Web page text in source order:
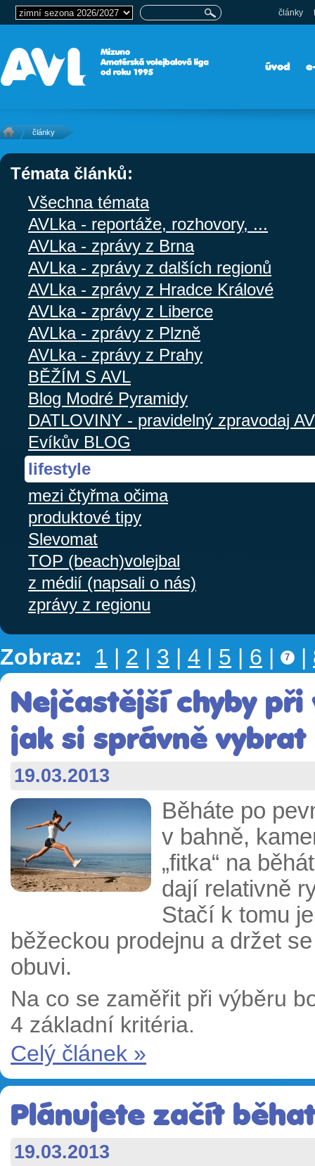
články
úvod
články
Témata článků:
Všechna témata
AVLka - reportáže, rozhovory, ...
AVLka - zprávy z Brna
AVLka - zprávy z dalších regionů
AVLka - zprávy z Hradce Králové
AVLka - zprávy z Liberce
AVLka - zprávy z Plzně
AVLka - zprávy z Prahy
BĚŽÍM S AVL
Blog Modré Pyramidy
DATLOVINY - pravidelný zpravodaj
Evíkův BLOG
lifestyle
mezi čtyřma očima
produktové tipy
Slevomat
TOP (beach)volejbal
z médií (napsali o nás)
zprávy z regionu
Zobraz: 1 | 2 | 3 | 4 | 5 | 6 | 7 |
Nejčastější chyby
jak si správně
19.03.2013
Běháte po
v bahně,
„fitka“ na
dají relativně
Stačí k tomu
běžeckou prodejnu a držet
obuvi.
Na co se zaměřit při výběru
4 základní kritéria.
Celý článek »
Plánujete začít
19.03.2013